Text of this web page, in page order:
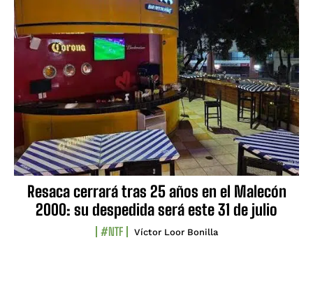
Resaca cerrará tras 25 años en el Malecón
2000: su despedida será este 31 de julio
#NTF Víctor Loor Bonilla